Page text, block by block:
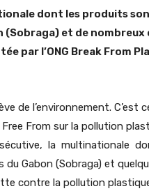
dont les produits
(Sobraga) et de
par l’ONG Break From
de l’environnement.
Free From sur la pollution
la multinationale
du Gabon (Sobraga) et
contre la pollution